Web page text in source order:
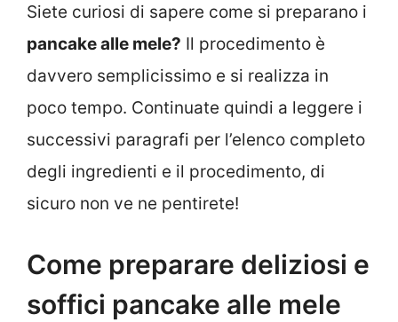
Siete curiosi di sapere come si preparano i
pancake alle mele? Il procedimento è
davvero semplicissimo e si realizza in
poco tempo. Continuate quindi a leggere i
successivi paragrafi per l’elenco completo
degli ingredienti e il procedimento, di
sicuro non ve ne pentirete!
Come preparare deliziosi e
soffici pancake alle mele